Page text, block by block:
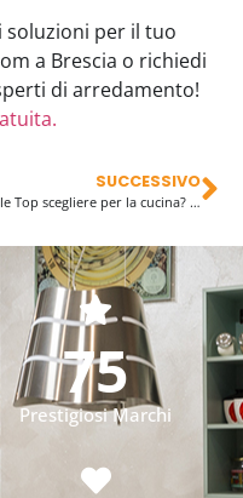
soluzioni per il tuo
a Brescia o richiedi
di arredamento!
SUCCESSIVO
Quale Top scegliere per la cucina? Scopri i vantaggi di Caranto, Fenix, Neolith, Dekton, Quarzi e Laminati
Prestigiosi Marchi
75